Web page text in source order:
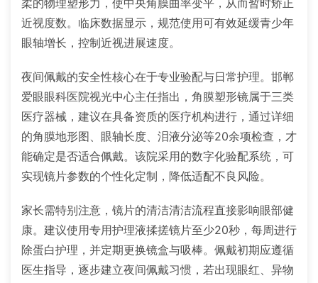
近视度数。临床数据显示，规范使用可有效延缓青少年
眼轴增长，控制近视进展速度。
夜间佩戴的安全性核心在于专业验配与日常护理。邯郸
爱眼眼科医院视光中心主任指出，角膜塑形镜属于三类
医疗器械，建议在具备资质的医疗机构进行，通过详细
的角膜地形图、眼轴长度、泪液分泌等20余项检查，才
能确定是否适合佩戴。该院采用的数字化验配系统，可
实现镜片参数的个性化定制，降低适配不良风险。
家长需特别注意，镜片的清洁清洁流程直接影响眼部健
康。建议使用专用护理液揉搓镜片至少20秒，每周进行
除蛋白护理，并定期更换镜盒与吸棒。佩戴初期应遵循
医生指导，逐步建立夜间佩戴习惯，若出现眼红、异物